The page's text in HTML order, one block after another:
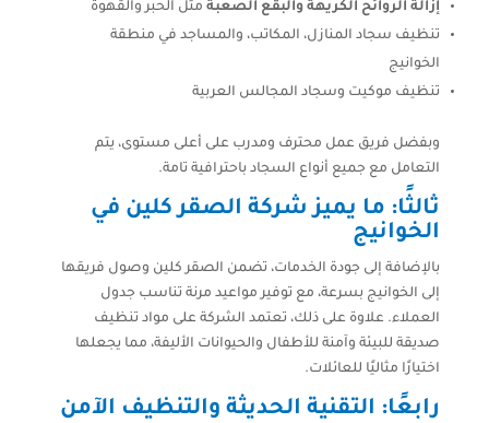
إزالة الروائح الكريهة والبقع الصعبةمثل الحبر والقهوة
تنظيف سجاد المنازل، المكاتب، والمساجد في منطقة
الخوانيج
تنظيف موكيت وسجاد المجالس العربية
وبفضل فريق عمل محترف ومدرب على أعلى مستوى، يتم
التعامل مع جميع أنواع السجاد باحترافية تامة.
ثالثًا: ما يميز شركة الصقر كلين في
الخوانيج
بالإضافة إلى جودة الخدمات، تضمن الصقر كلين وصول فريقها
إلى الخوانيج بسرعة، مع توفير مواعيد مرنة تناسب جدول
العملاء. علاوة على ذلك، تعتمد الشركة على مواد تنظيف
صديقة للبيئة وآمنة للأطفال والحيوانات الأليفة، مما يجعلها
اختيارًا مثاليًا للعائلات.
رابعًا: التقنية الحديثة والتنظيف الآمن